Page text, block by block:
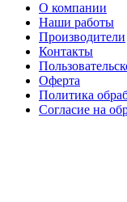
О компании
Наши работы
Производители
Контакты
Оферта
Политика
Согласие на